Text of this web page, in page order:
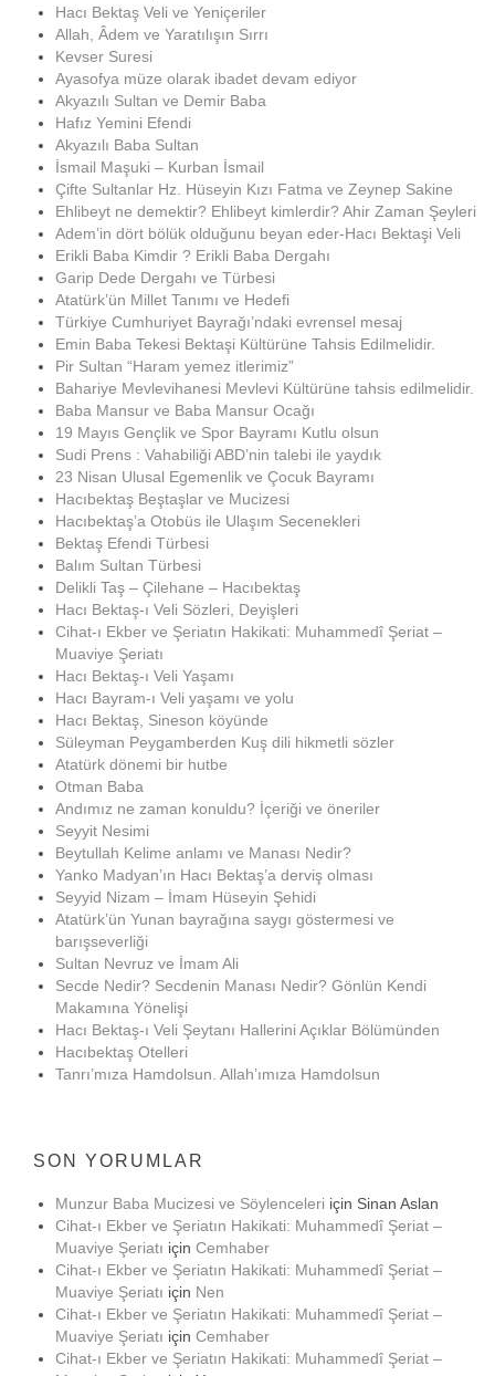
Hacı Bektaş Veli ve Yeniçeriler
Allah, Âdem ve Yaratılışın Sırrı
Kevser Suresi
Ayasofya müze olarak ibadet devam ediyor
Akyazılı Sultan ve Demir Baba
Hafız Yemini Efendi
Akyazılı Baba Sultan
İsmail Maşuki – Kurban İsmail
Çifte Sultanlar Hz. Hüseyin Kızı Fatma ve Zeynep Sakine
Ehlibeyt ne demektir? Ehlibeyt kimlerdir? Ahir Zaman Şeyleri
Adem’in dört bölük olduğunu beyan eder-Hacı Bektaşi Veli
Erikli Baba Kimdir ? Erikli Baba Dergahı
Garip Dede Dergahı ve Türbesi
Atatürk’ün Millet Tanımı ve Hedefi
Türkiye Cumhuriyet Bayrağı’ndaki evrensel mesaj
Emin Baba Tekesi Bektaşi Kültürüne Tahsis Edilmelidir.
Pir Sultan “Haram yemez itlerimiz”
Bahariye Mevlevihanesi Mevlevi Kültürüne tahsis edilmelidir.
Baba Mansur ve Baba Mansur Ocağı
19 Mayıs Gençlik ve Spor Bayramı Kutlu olsun
Sudi Prens : Vahabiliği ABD’nin talebi ile yaydık
23 Nisan Ulusal Egemenlik ve Çocuk Bayramı
Hacıbektaş Beştaşlar ve Mucizesi
Hacıbektaş’a Otobüs ile Ulaşım Secenekleri
Bektaş Efendi Türbesi
Balım Sultan Türbesi
Delikli Taş – Çilehane – Hacıbektaş
Hacı Bektaş-ı Veli Sözleri, Deyişleri
Cihat-ı Ekber ve Şeriatın Hakikati: Muhammedî Şeriat –
Muaviye Şeriatı
Hacı Bektaş-ı Veli Yaşamı
Hacı Bayram-ı Veli yaşamı ve yolu
Hacı Bektaş, Sineson köyünde
Süleyman Peygamberden Kuş dili hikmetli sözler
Atatürk dönemi bir hutbe
Otman Baba
Andımız ne zaman konuldu? İçeriği ve öneriler
Seyyit Nesimi
Beytullah Kelime anlamı ve Manası Nedir?
Yanko Madyan’ın Hacı Bektaş’a derviş olması
Seyyid Nizam – İmam Hüseyin Şehidi
Atatürk’ün Yunan bayrağına saygı göstermesi ve
barışseverliği
Sultan Nevruz ve İmam Ali
Secde Nedir? Secdenin Manası Nedir? Gönlün Kendi
Makamına Yönelişi
Hacı Bektaş-ı Veli Şeytanı Hallerini Açıklar Bölümünden
Hacıbektaş Otelleri
Tanrı’mıza Hamdolsun. Allah’ımıza Hamdolsun
SON YORUMLAR
Munzur Baba Mucizesi ve Söylenceleri için Sinan Aslan
Cihat-ı Ekber ve Şeriatın Hakikati: Muhammedî Şeriat –
Muaviye Şeriatı için Cemhaber
Cihat-ı Ekber ve Şeriatın Hakikati: Muhammedî Şeriat –
Muaviye Şeriatı için Nen
Cihat-ı Ekber ve Şeriatın Hakikati: Muhammedî Şeriat –
Muaviye Şeriatı için Cemhaber
Cihat-ı Ekber ve Şeriatın Hakikati: Muhammedî Şeriat –